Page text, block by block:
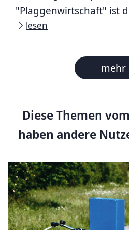
"Plaggenwirtschaft" ist
lesen
mehr
Diese Themen
haben andere